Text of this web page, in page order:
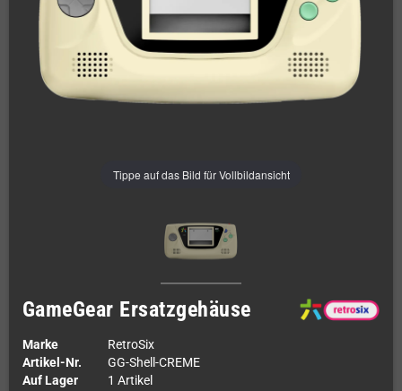
Tippe auf das Bild für Vollbildansicht
GameGear Ersatzgehäuse
Marke
RetroSix
Artikel-Nr.
GG-Shell-CREME
Auf Lager
1 Artikel